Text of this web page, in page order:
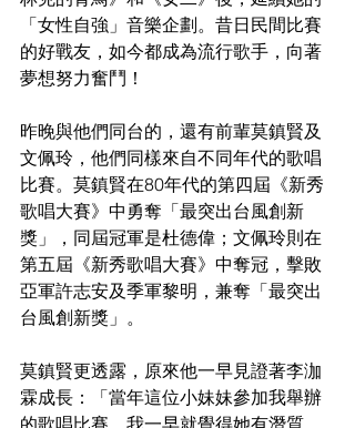
「女性自強」音樂企劃。昔日民間比賽
的好戰友，如今都成為流行歌手，向著
夢想努力奮鬥！
昨晚與他們同台的，還有前輩莫鎮賢及
文佩玲，他們同樣來自不同年代的歌唱
比賽。莫鎮賢在80年代的第四屆《新秀
歌唱大賽》中勇奪「最突出台風創新
獎」，同屆冠軍是杜德偉；文佩玲則在
第五屆《新秀歌唱大賽》中奪冠，擊敗
亞軍許志安及季軍黎明，兼奪「最突出
台風創新獎」。
莫鎮賢更透露，原來他一早見證著李泇
霖成長：「當年這位小妹妹參加我舉辦
的歌唱比賽，我一早就覺得她有潛質，